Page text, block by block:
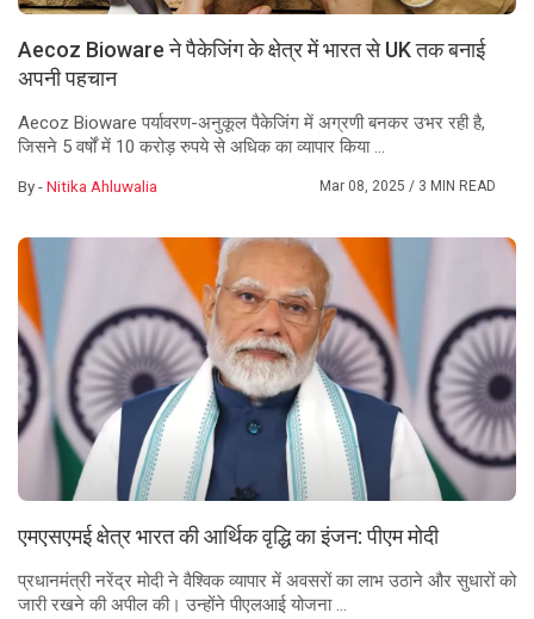
Aecoz Bioware ने पैकेजिंग के क्षेत्र में भारत से UK तक बनाई
अपनी पहचान
Aecoz Bioware पर्यावरण-अनुकूल पैकेजिंग में अग्रणी बनकर उभर रही है,
जिसने 5 वर्षों में 10 करोड़ रुपये से अधिक का व्यापार किया ...
By -Nitika Ahluwalia Mar 08, 2025/ 3 MIN READ
एमएसएमई क्षेत्र भारत की आर्थिक वृद्धि का इंजन: पीएम मोदी
प्रधानमंत्री नरेंद्र मोदी ने वैश्विक व्यापार में अवसरों का लाभ उठाने और सुधारों को
जारी रखने की अपील की। उन्होंने पीएलआई योजना ...